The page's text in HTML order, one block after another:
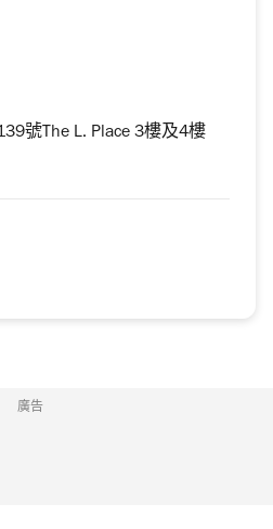
號The L. Place 3樓及4樓
廣告